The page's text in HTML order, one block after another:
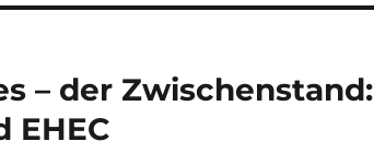
– der Zwischenstand:
EHEC